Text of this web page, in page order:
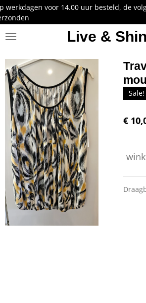
Ga
direct
de
Live &
uur besteld, de volgende dag
Sale!
€